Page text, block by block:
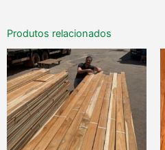
Produtos relacionados